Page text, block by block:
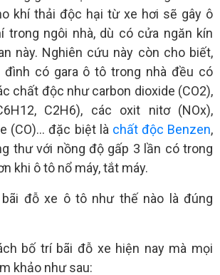
khí thải độc hại từ xe hơi sẽ gây ô
trong ngôi nhà, dù có cửa ngăn kín
này. Nghiên cứu này còn cho biết,
đình có gara ô tô trong nhà đều có
chất độc như carbon dioxide (CO2),
C2H6), các oxit nitơ (NOx),
(CO)… đặc biệt là chất độc Benzen,
thư với nồng độ gấp 3 lần có trong
khi ô tô nổ máy, tắt máy.
đỗ xe ô tô như thế nào là đúng
bố trí bãi đỗ xe hiện nay mà mọi
khảo như sau: